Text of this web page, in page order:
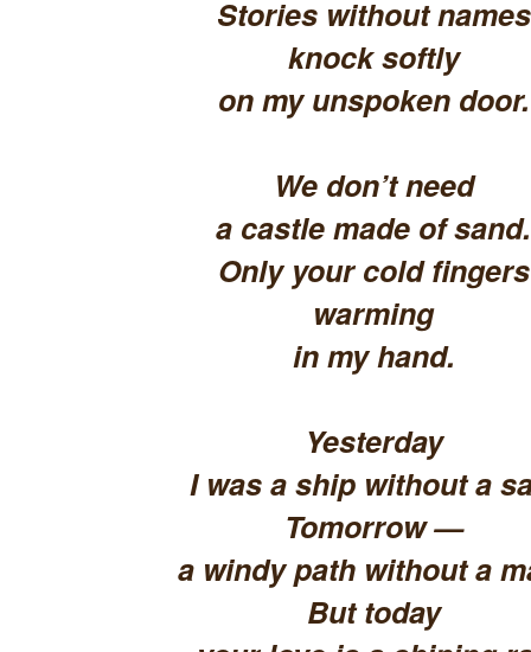
Stories without names
knock softly
on my unspoken door.
We don’t need
a castle made of sand.
Only your cold fingers
warming
in my hand.
Yesterday
I was a ship without a
Tomorrow —
a windy path without a
But today